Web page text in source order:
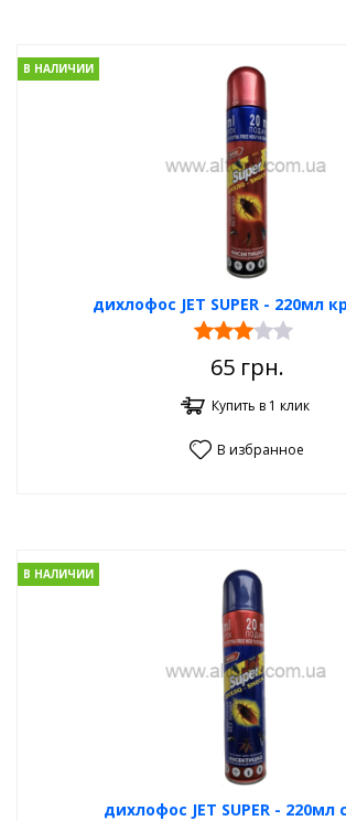
дихлофос JET SUPER - 220мл
В НАЛИЧИИ
65грн.
Купить в 1 клик
В избранное
дихлофос JET SUPER - 220мл
В НАЛИЧИИ